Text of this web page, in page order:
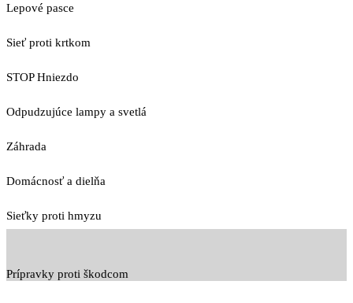
Lepové pasce
Sieť proti krtkom
STOP Hniezdo
Odpudzujúce lampy a svetlá
Záhrada
Domácnosť a dielňa
Sieťky proti hmyzu
Prípravky proti škodcom